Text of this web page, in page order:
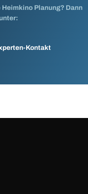
Planung? Dann
Kontakt